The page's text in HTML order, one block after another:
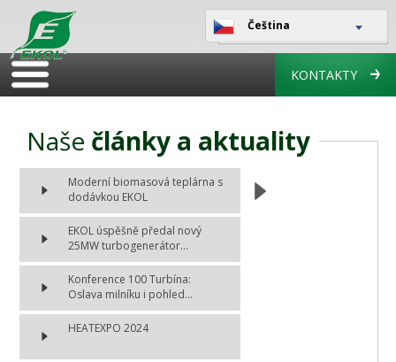
Čeština
KONTAKTY
Naše články a aktuality
Moderní biomasová teplárna s
dodávkou EKOL
EKOL úspěšně předal nový
25MW turbogenerátor...
Konference 100 Turbína:
Oslava milníku i pohled...
HEATEXPO 2024